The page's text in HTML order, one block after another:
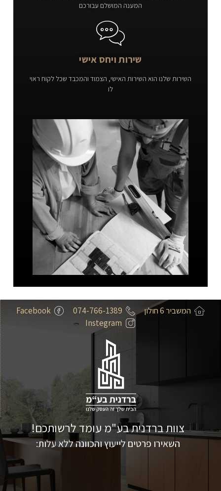
המענה המושלם עבורכם
שירות ויחס אישי
השירות שלנו הוא השירות האישי, הצמוד והמכבד שכל לקוח ראוי
לו
המשביר 6 חולון 074-766-1389
Facebook
Instegram
צוות ברדנית בע"מ עומד לרשותכם!
השאירו פרטים לייעוץ והכוונה ללא עלות: